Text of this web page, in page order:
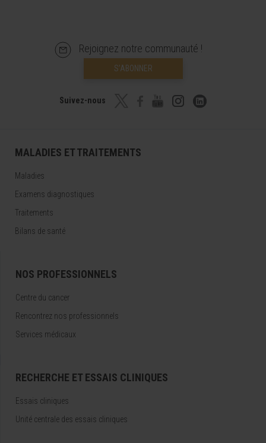
Rejoignez notre communauté !
S’ABONNER
Suivez-nous
MALADIES ET TRAITEMENTS
Maladies
Examens diagnostiques
Traitements
Bilans de santé
NOS PROFESSIONNELS
Centre du cancer
Rencontrez nos professionnels
Services médicaux
RECHERCHE ET ESSAIS CLINIQUES
Essais cliniques
Unité centrale des essais cliniques